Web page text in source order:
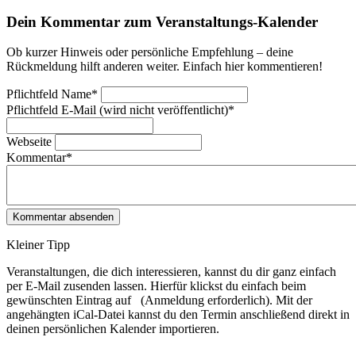
Dein Kommentar zum Veranstaltungs-Kalender
Ob kurzer Hinweis oder persönliche Empfehlung – deine
Rückmeldung hilft anderen weiter. Einfach hier kommentieren!
Pflichtfeld Name*
Pflichtfeld E-Mail (wird nicht veröffentlicht)*
Webseite
Kommentar*
Kleiner Tipp
Veranstaltungen, die dich interessieren, kannst du dir ganz einfach
per E‑Mail zusenden lassen. Hierfür klickst du einfach beim
gewünschten Eintrag auf
(Anmeldung erforderlich). Mit der
angehängten iCal-Datei kannst du den Termin anschließend direkt in
deinen persönlichen Kalender importieren.